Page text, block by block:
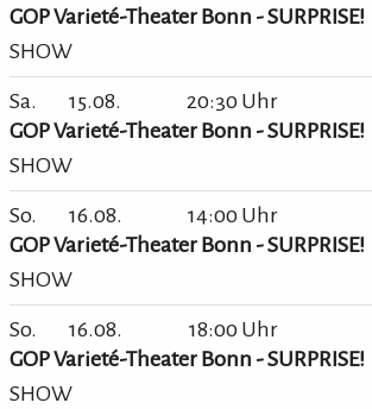
GOP Varieté-Theater Bonn - SURPRISE!
SHOW
Sa. 15.08.
20:30 Uhr
GOP Varieté-Theater Bonn - SURPRISE!
SHOW
So. 16.08.
14:00 Uhr
GOP Varieté-Theater Bonn - SURPRISE!
SHOW
So. 16.08.
18:00 Uhr
GOP Varieté-Theater Bonn - SURPRISE!
SHOW